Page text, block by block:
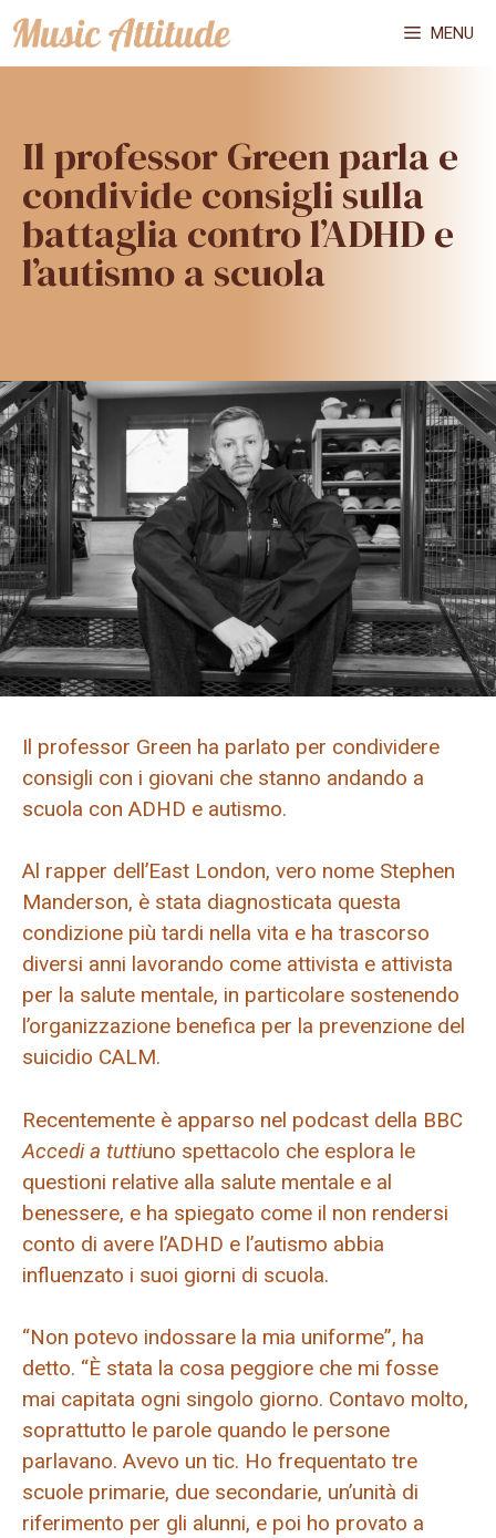
Vai
al
MENU
Il professor Green parla e
condivide consigli sulla
battaglia contro l’ADHD e
l’autismo a scuola
Il professor Green ha parlato per condividere
consigli con i giovani che stanno andando a
scuola con ADHD e autismo.
Al rapper dell’East London, vero nome Stephen
Manderson, è stata diagnosticata questa
condizione più tardi nella vita e ha trascorso
diversi anni lavorando come attivista e attivista
per la salute mentale, in particolare sostenendo
l’organizzazione benefica per la prevenzione del
suicidio CALM.
Recentemente è apparso nel podcast della BBC
Accedi a tuttiuno spettacolo che esplora le
questioni relative alla salute mentale e al
benessere, e ha spiegato come il non rendersi
conto di avere l’ADHD e l’autismo abbia
influenzato i suoi giorni di scuola.
“Non potevo indossare la mia uniforme”, ha
detto. “È stata la cosa peggiore che mi fosse
mai capitata ogni singolo giorno. Contavo molto,
soprattutto le parole quando le persone
parlavano. Avevo un tic. Ho frequentato tre
scuole primarie, due secondarie, un’unità di
riferimento per gli alunni, e poi ho provato a